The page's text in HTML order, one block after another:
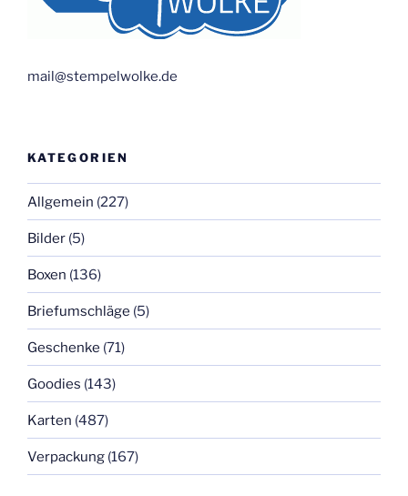
mail@stempelwolke.de
KATEGORIEN
Allgemein (227)
Bilder (5)
Boxen (136)
Briefumschläge (5)
Geschenke (71)
Goodies (143)
Karten (487)
Verpackung (167)